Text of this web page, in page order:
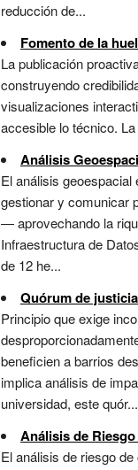
reducción de...
Fomento de la
La publicación
construyendo
visualizaciones
accesible lo técnico.
Análisis
El análisis
gestionar y comunicar
— aprovechando la
Infraestructura de
de 12 he...
Quórum de
Principio que exige
beneficien a barrios
implica análisis de
universidad, este quór...
Análisis de
El análisis de riesgo